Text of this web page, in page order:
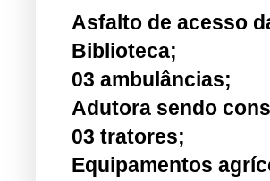
Asfalto de acesso
Biblioteca;
03 ambulâncias;
Adutora sendo
03 tratores;
Equipamentos